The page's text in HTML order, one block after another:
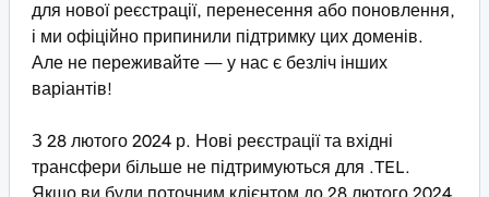
для нової реєстрації, перенесення або поновлення,
і ми офіційно припинили підтримку цих доменів.
Але не переживайте — у нас є безліч інших
варіантів!
З 28 лютого 2024 р. Нові реєстрації та вхідні
трансфери більше не підтримуються для .TEL.
Якщо ви були поточним клієнтом до 28 лютого 2024